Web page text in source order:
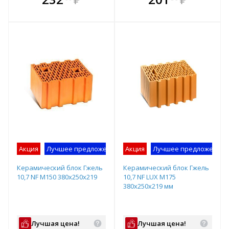
всегда выгоднее!
всегда выгоднее!
Акция Лучшее предложение
Керамический блок Гжель
10,7 NF М150 380х250х219
Лучшая цена!
Акция Лучшее предложение
Керамический блок Гжель
10,7 NF LUX М175
380х250х219 мм
Лучшая цена!